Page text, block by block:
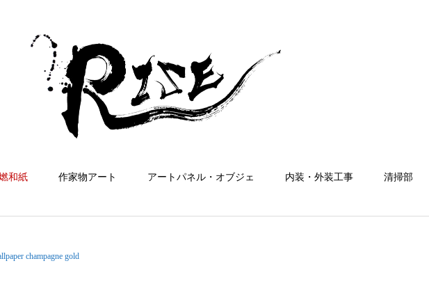
和紙 作家物アート アートパネル・オブジェ 内装・外装工事 清掃部
champagne gold